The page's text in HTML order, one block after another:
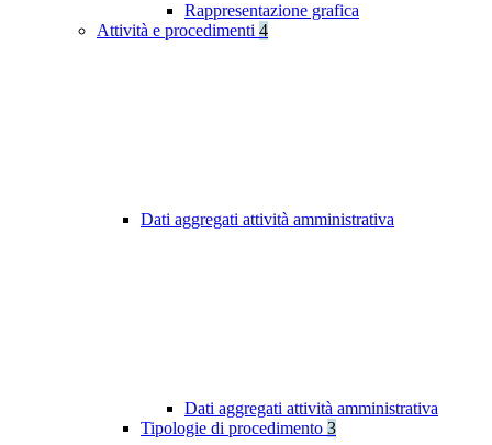
Rappresentazione grafica
Attività e procedimenti 4
Dati aggregati attività amministrativa
Dati aggregati attività amministrativa
Tipologie di procedimento 3